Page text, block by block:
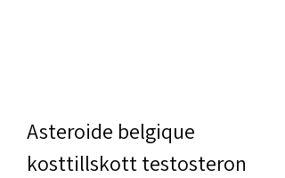
Asteroide belgique
kosttillskott testosteron